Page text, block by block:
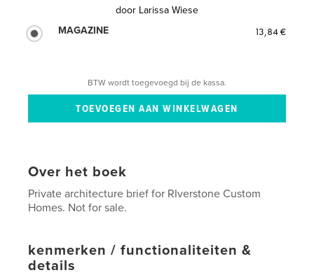
door Larissa Wiese
MAGAZINE
13,84 €
BTW wordt toegevoegd bij de kassa.
Over het boek
Private architecture brief for RIverstone Custom
Homes. Not for sale.
kenmerken / functionaliteiten &
details